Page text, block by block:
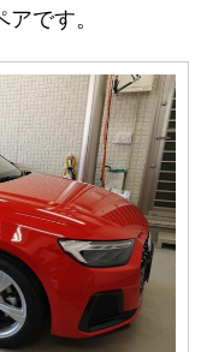
です。